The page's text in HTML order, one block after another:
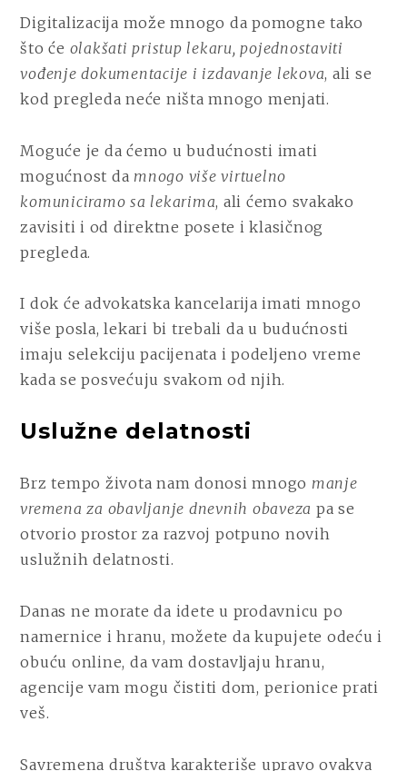
Digitalizacija može mnogo da pomogne tako
što će olakšati pristup lekaru, pojednostaviti
vođenje dokumentacije i izdavanje lekova, ali se
kod pregleda neće ništa mnogo menjati.
Moguće je da ćemo u budućnosti imati
mogućnost da mnogo više virtuelno
komuniciramo sa lekarima, ali ćemo svakako
zavisiti i od direktne posete i klasičnog
pregleda.
I dok će advokatska kancelarija imati mnogo
više posla, lekari bi trebali da u budućnosti
imaju selekciju pacijenata i podeljeno vreme
kada se posvećuju svakom od njih.
Uslužne delatnosti
Brz tempo života nam donosi mnogo manje
vremena za obavljanje dnevnih obaveza pa se
otvorio prostor za razvoj potpuno novih
uslužnih delatnosti.
Danas ne morate da idete u prodavnicu po
namernice i hranu, možete da kupujete odeću i
obuću online, da vam dostavljaju hranu,
agencije vam mogu čistiti dom, perionice prati
veš.
Savremena društva karakteriše upravo ovakva